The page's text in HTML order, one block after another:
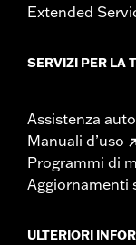
Extended
SERVIZI PER LA
Assistenza
Manuali d’uso
Programmi di
Aggiornamenti
ULTERIORI